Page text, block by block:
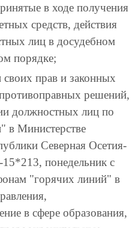
в ходе получения
средств, действия
лиц в досудебном
порядке;
прав и законных
решений,
должностных лиц по
в Министерстве
Северная Осетия-
понедельник с
"горячих линий" в
в сфере образования,